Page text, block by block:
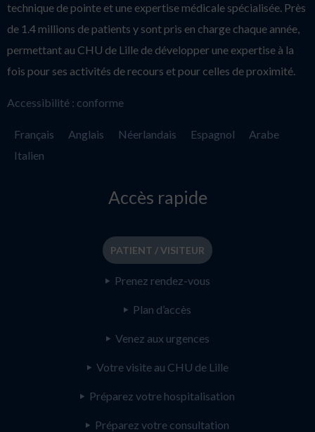
technique de pointe et une expertise médicale spécialisée. Près
de 1.4 millions de patients y sont pris en charge chaque année,
permettant au CHU de Lille de développer une expertise à la
fois pour ses activités de recours et pour celles de proximité.
Accessibilité : conforme
Français Anglais Néerlandais Espagnol
Arabe
Italien
Accès rapide
PATIENT / VISITEUR
Prenez rendez-vous
Plan d’accès
Venez aux urgences
Votre visite au CHU de Lille
Préparez votre hospitalisation
Préparez votre consultation